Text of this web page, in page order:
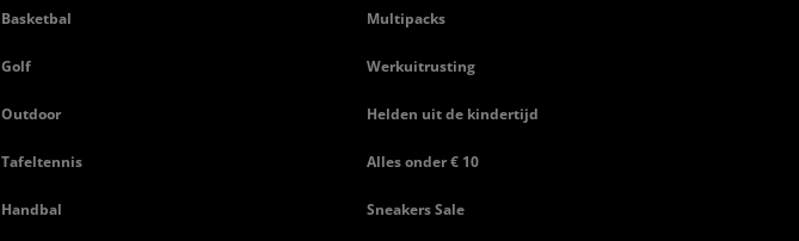
Basketbal
Golf
Outdoor
Tafeltennis
Handbal
Multipacks
Werkuitrusting
Helden uit de kindertijd
Alles onder € 10
Sneakers Sale